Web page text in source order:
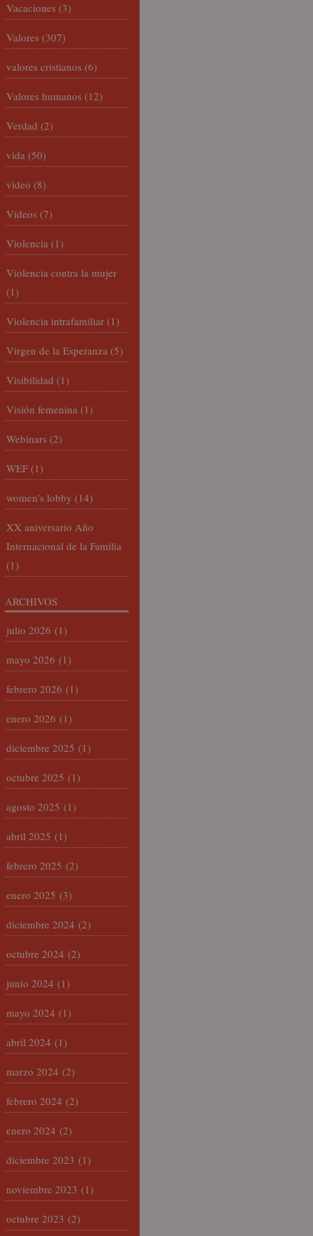
Vacaciones (3)
Valores (307)
valores cristianos (6)
Valores humanos (12)
Verdad (2)
vida (50)
video (8)
Vídeos (7)
Violencia (1)
Violencia contra la mujer
(1)
Violencia intrafamiliar (1)
Virgen de la Esperanza (5)
Visibilidad (1)
Visión femenina (1)
Webinars (2)
WEF (1)
women's lobby (14)
XX aniversario Año
Internacional de la Familia
(1)
ARCHIVOS
julio 2026 (1)
mayo 2026 (1)
febrero 2026 (1)
enero 2026 (1)
diciembre 2025 (1)
octubre 2025 (1)
agosto 2025 (1)
abril 2025 (1)
febrero 2025 (2)
enero 2025 (3)
diciembre 2024 (2)
octubre 2024 (2)
junio 2024 (1)
mayo 2024 (1)
abril 2024 (1)
marzo 2024 (2)
febrero 2024 (2)
enero 2024 (2)
diciembre 2023 (1)
noviembre 2023 (1)
octubre 2023 (2)